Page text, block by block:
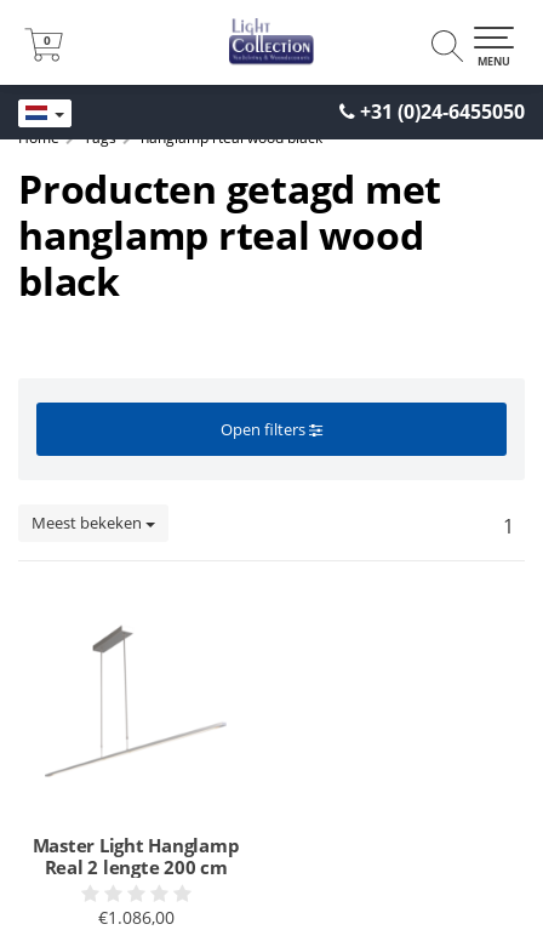
+31 (0)24-6455050
0
0
MENU
Home Tags hanglamp rteal wood black
Producten getagd met
hanglamp rteal wood
black
Open filters
Meest bekeken 1
Master Light Hanglamp
Real 2 lengte 200 cm
€1.086,00